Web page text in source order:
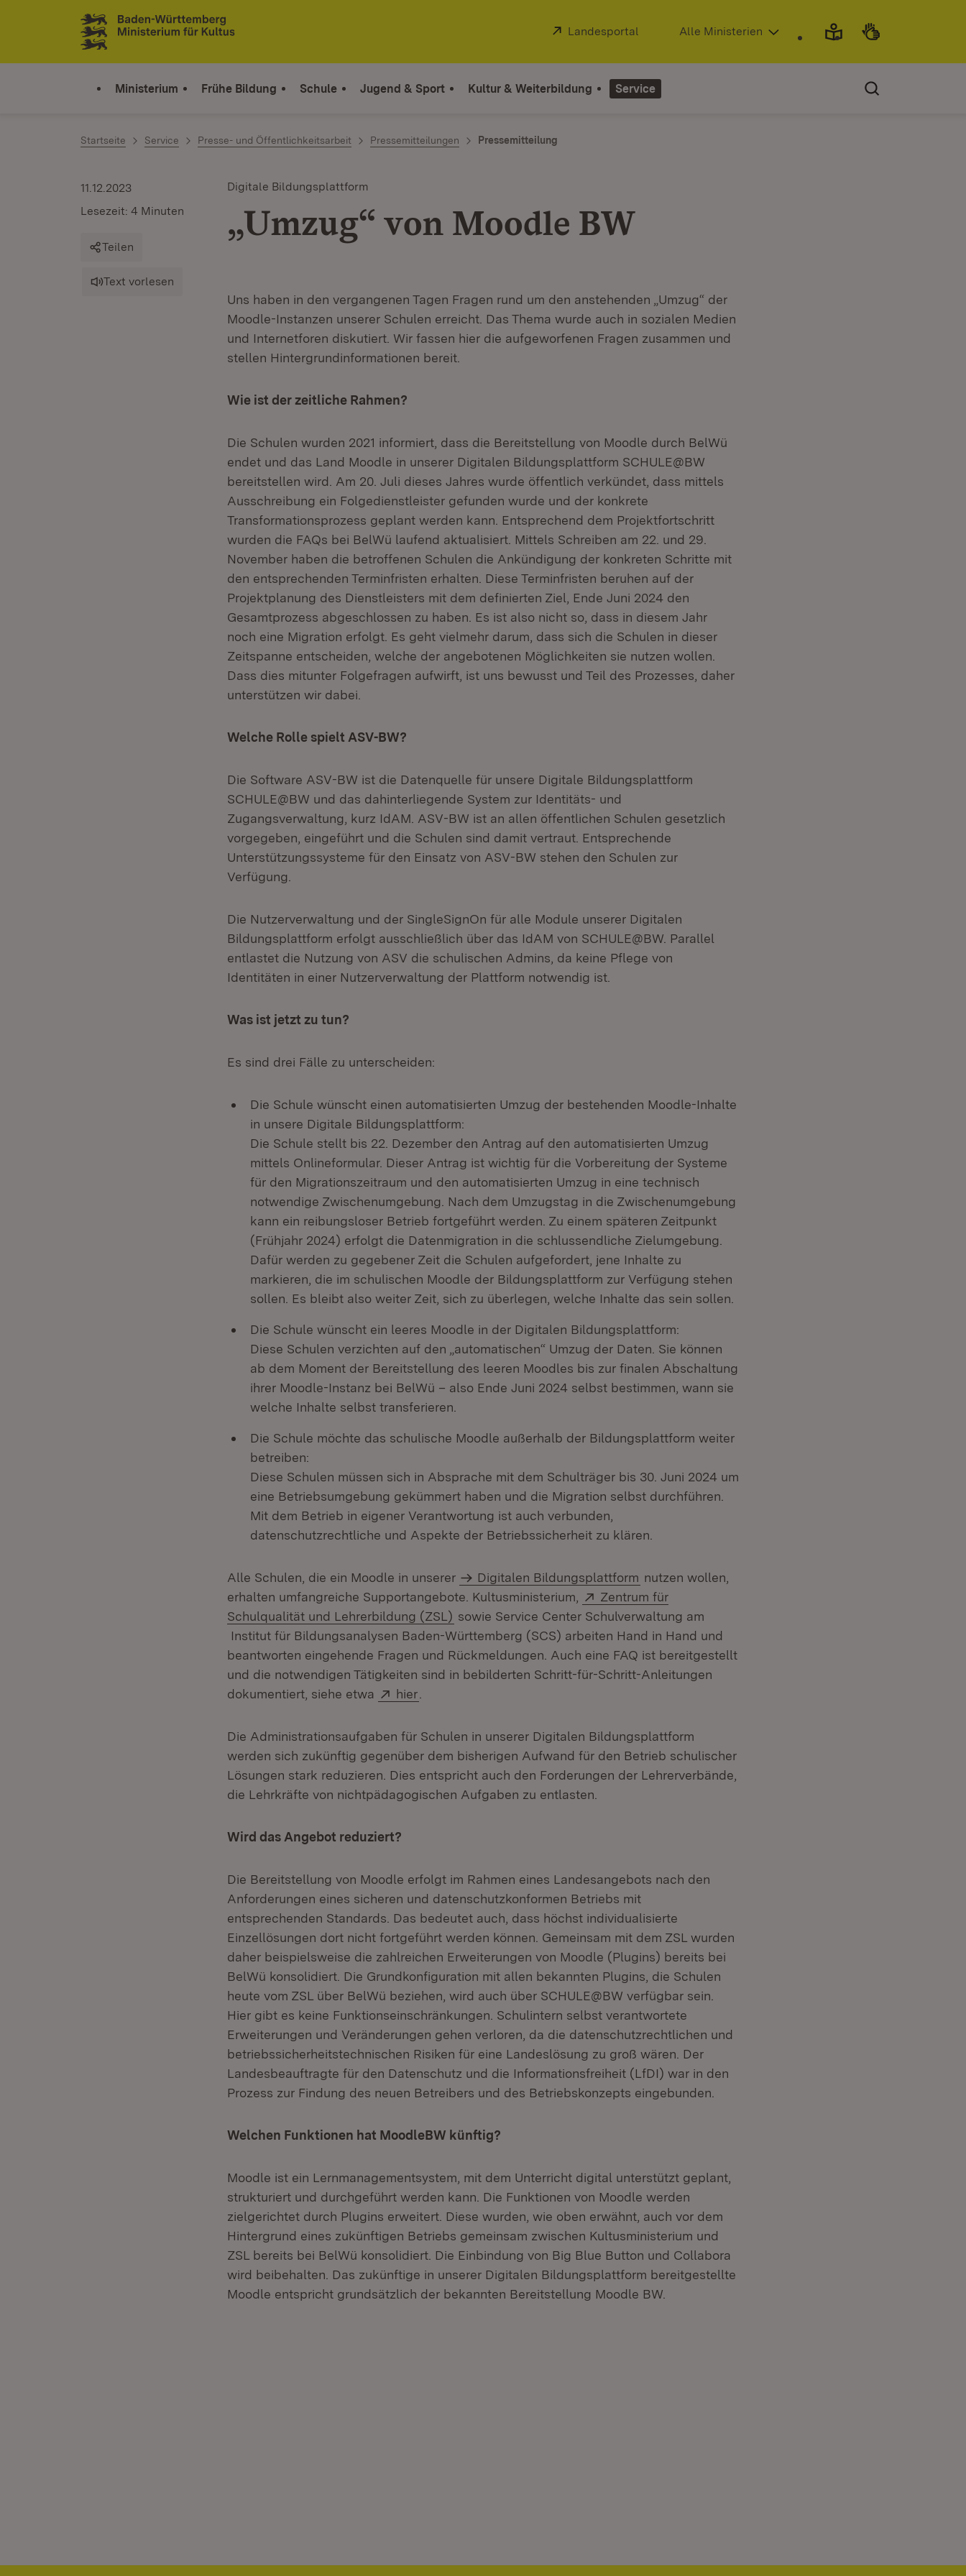
Zum Inhalt springen
Link zur Startseite
Extern:
Landesportal (Öffnet in neuem Fenster)
Alle Ministerien
Ministerium Frühe Bildung Schule Jugend & Sport Kultur & Weiterbildung Service
Startseite Service Presse- und Öffentlichkeitsarbeit Pressemitteilungen Pressemitteilung
Digitale Bildungsplattform
„Umzug“ von Moodle BW
11.12.2023
Lesezeit: 4 Minuten
Teilen
Text vorlesen
Uns haben in den vergangenen Tagen Fragen rund um den anstehenden „Umzug“ der
Moodle-Instanzen unserer Schulen erreicht. Das Thema wurde auch in sozialen Medien
und Internetforen diskutiert. Wir fassen hier die aufgeworfenen Fragen zusammen und
stellen Hintergrundinformationen bereit.
Wie ist der zeitliche Rahmen?
Die Schulen wurden 2021 informiert, dass die Bereitstellung von Moodle durch BelWü
endet und das Land Moodle in unserer Digitalen Bildungsplattform SCHULE@BW
bereitstellen wird. Am 20. Juli dieses Jahres wurde öffentlich verkündet, dass mittels
Ausschreibung ein Folgedienstleister gefunden wurde und der konkrete
Transformationsprozess geplant werden kann. Entsprechend dem Projektfortschritt
wurden die FAQs bei BelWü laufend aktualisiert. Mittels Schreiben am 22. und 29.
November haben die betroffenen Schulen die Ankündigung der konkreten Schritte mit
den entsprechenden Terminfristen erhalten. Diese Terminfristen beruhen auf der
Projektplanung des Dienstleisters mit dem definierten Ziel, Ende Juni 2024 den
Gesamtprozess abgeschlossen zu haben. Es ist also nicht so, dass in diesem Jahr
noch eine Migration erfolgt. Es geht vielmehr darum, dass sich die Schulen in dieser
Zeitspanne entscheiden, welche der angebotenen Möglichkeiten sie nutzen wollen.
Dass dies mitunter Folgefragen aufwirft, ist uns bewusst und Teil des Prozesses, daher
unterstützen wir dabei.
Welche Rolle spielt ASV-BW?
Die Software ASV-BW ist die Datenquelle für unsere Digitale Bildungsplattform
SCHULE@BW und das dahinterliegende System zur Identitäts- und
Zugangsverwaltung, kurz IdAM. ASV-BW ist an allen öffentlichen Schulen gesetzlich
vorgegeben, eingeführt und die Schulen sind damit vertraut. Entsprechende
Unterstützungssysteme für den Einsatz von ASV-BW stehen den Schulen zur
Verfügung.
Die Nutzerverwaltung und der SingleSignOn für alle Module unserer Digitalen
Bildungsplattform erfolgt ausschließlich über das IdAM von SCHULE@BW. Parallel
entlastet die Nutzung von ASV die schulischen Admins, da keine Pflege von
Identitäten in einer Nutzerverwaltung der Plattform notwendig ist.
Was ist jetzt zu tun?
Es sind drei Fälle zu unterscheiden:
Die Schule wünscht einen automatisierten Umzug der bestehenden Moodle-Inhalte
in unsere Digitale Bildungsplattform:
Die Schule stellt bis 22. Dezember den Antrag auf den automatisierten Umzug
mittels Onlineformular. Dieser Antrag ist wichtig für die Vorbereitung der Systeme
für den Migrationszeitraum und den automatisierten Umzug in eine technisch
notwendige Zwischenumgebung. Nach dem Umzugstag in die Zwischenumgebung
kann ein reibungsloser Betrieb fortgeführt werden. Zu einem späteren Zeitpunkt
(Frühjahr 2024) erfolgt die Datenmigration in die schlussendliche Zielumgebung.
Dafür werden zu gegebener Zeit die Schulen aufgefordert, jene Inhalte zu
markieren, die im schulischen Moodle der Bildungsplattform zur Verfügung stehen
sollen. Es bleibt also weiter Zeit, sich zu überlegen, welche Inhalte das sein sollen.
Die Schule wünscht ein leeres Moodle in der Digitalen Bildungsplattform:
Diese Schulen verzichten auf den „automatischen“ Umzug der Daten. Sie können
ab dem Moment der Bereitstellung des leeren Moodles bis zur finalen Abschaltung
ihrer Moodle-Instanz bei BelWü – also Ende Juni 2024 selbst bestimmen, wann sie
welche Inhalte selbst transferieren.
Die Schule möchte das schulische Moodle außerhalb der Bildungsplattform weiter
betreiben:
Diese Schulen müssen sich in Absprache mit dem Schulträger bis 30. Juni 2024 um
eine Betriebsumgebung gekümmert haben und die Migration selbst durchführen.
Mit dem Betrieb in eigener Verantwortung ist auch verbunden,
datenschutzrechtliche und Aspekte der Betriebssicherheit zu klären.
Alle Schulen, die ein Moodle in unserer Digitalen Bildungsplattform nutzen wollen,
erhalten umfangreiche Supportangebote. Kultusministerium,
Extern:
Zentrum für
Schulqualität und Lehrerbildung (ZSL) (Öffnet in neuem Fenster)
sowie Service Center Schulverwaltung am
Institut für Bildungsanalysen Baden-Württemberg (SCS) arbeiten Hand in Hand und
beantworten eingehende Fragen und Rückmeldungen. Auch eine FAQ ist bereitgestellt
und die notwendigen Tätigkeiten sind in bebilderten Schritt-für-Schritt-Anleitungen
dokumentiert, siehe etwa
Extern:
hier
Die Administrationsaufgaben für Schulen in unserer Digitalen Bildungsplattform
werden sich zukünftig gegenüber dem bisherigen Aufwand für den Betrieb schulischer
Lösungen stark reduzieren. Dies entspricht auch den Forderungen der Lehrerverbände,
die Lehrkräfte von nichtpädagogischen Aufgaben zu entlasten.
Wird das Angebot reduziert?
Die Bereitstellung von Moodle erfolgt im Rahmen eines Landesangebots nach den
Anforderungen eines sicheren und datenschutzkonformen Betriebs mit
entsprechenden Standards. Das bedeutet auch, dass höchst individualisierte
Einzellösungen dort nicht fortgeführt werden können. Gemeinsam mit dem ZSL wurden
daher beispielsweise die zahlreichen Erweiterungen von Moodle (Plugins) bereits bei
BelWü konsolidiert. Die Grundkonfiguration mit allen bekannten Plugins, die Schulen
heute vom ZSL über BelWü beziehen, wird auch über SCHULE@BW verfügbar sein.
Hier gibt es keine Funktionseinschränkungen. Schulintern selbst verantwortete
Erweiterungen und Veränderungen gehen verloren, da die datenschutzrechtlichen und
betriebssicherheitstechnischen Risiken für eine Landeslösung zu groß wären. Der
Landesbeauftragte für den Datenschutz und die Informationsfreiheit (LfDI) war in den
Prozess zur Findung des neuen Betreibers und des Betriebskonzepts eingebunden.
Welchen Funktionen hat MoodleBW künftig?
Moodle ist ein Lernmanagementsystem, mit dem Unterricht digital unterstützt geplant,
strukturiert und durchgeführt werden kann. Die Funktionen von Moodle werden
zielgerichtet durch Plugins erweitert. Diese wurden, wie oben erwähnt, auch vor dem
Hintergrund eines zukünftigen Betriebs gemeinsam zwischen Kultusministerium und
ZSL bereits bei BelWü konsolidiert. Die Einbindung von Big Blue Button und Collabora
wird beibehalten. Das zukünftige in unserer Digitalen Bildungsplattform bereitgestellte
Moodle entspricht grundsätzlich der bekannten Bereitstellung Moodle BW.